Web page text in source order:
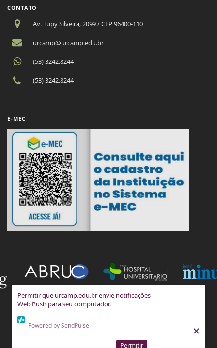
Permitir que urcamp.edu.br envie notificações
Web Push para seu computador.
Powered by SendPulse
Permitir
×
CONTATO
Av. Tupy Silveira, 2099 / CEP 96400-110
urcamp@urcamp.edu.br
(53) 3242.8244
(53) 3242.8244
E-MEC